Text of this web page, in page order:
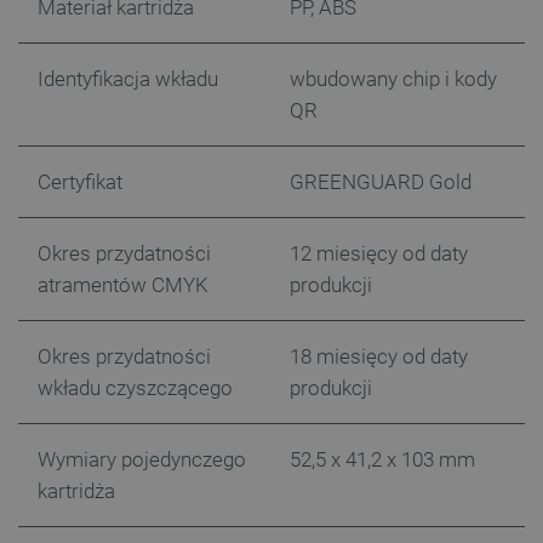
Materiał kartridża PP, ABS
Identyfikacja wkładu
wbudowany chip i kody
QR
Certyfikat GREENGUARD Gold
Okres przydatności
atramentów CMYK
12 miesięcy od daty
produkcji
Okres przydatności
wkładu czyszczącego
18 miesięcy od daty
produkcji
Wymiary pojedynczego
kartridża
52,5 x 41,2 x 103 mm